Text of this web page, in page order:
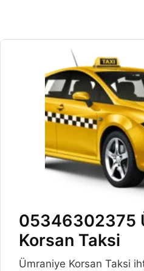
05346302375
Korsan Taksi
Ümraniye Korsan Taksi